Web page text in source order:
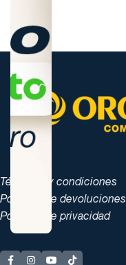
Términos y condiciones
Políticas de devoluciones
Políticas de privacidad